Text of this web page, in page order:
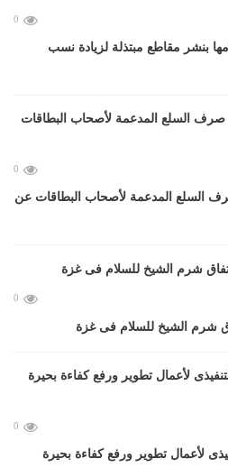
0
بنشر مقاطع مبتذلة لزيادة نسب
0
صرف السلع المدعمة لأصحاب البطاقات عن
0
شرم الشيخ للسلام فى غزة
0
لأعمال تطوير ورفع كفاءة بحيرة